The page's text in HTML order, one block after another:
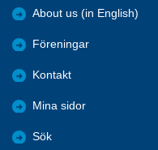
About us (in English)
Föreningar
Kontakt
Mina sidor
Sök